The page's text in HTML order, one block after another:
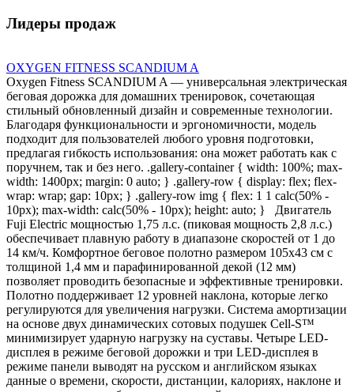
Лидеры продаж
OXYGEN FITNESS SCANDIUM A
Oxygen Fitness SCANDIUM A — универсальная электрическая
беговая дорожка для домашних тренировок, сочетающая
стильный обновленный дизайн и современные технологии.
Благодаря функциональности и эргономичности, модель
подходит для пользователей любого уровня подготовки,
предлагая гибкость использования: она может работать как с
поручнем, так и без него. .gallery-container { width: 100%; max-
width: 1400px; margin: 0 auto; } .gallery-row { display: flex; flex-
wrap: wrap; gap: 10px; } .gallery-row img { flex: 1 1 calc(50% -
10px); max-width: calc(50% - 10px); height: auto; } Двигатель
Fuji Electric мощностью 1,75 л.с. (пиковая мощность 2,8 л.с.)
обеспечивает плавную работу в диапазоне скоростей от 1 до
14 км/ч. Комфортное беговое полотно размером 105х43 см с
толщиной 1,4 мм и парафинированной декой (12 мм)
позволяет проводить безопасные и эффективные тренировки.
Полотно поддерживает 12 уровней наклона, которые легко
регулируются для увеличения нагрузки. Система амортизации
на основе двух динамических сотовых подушек Cell-S™
минимизирует ударную нагрузку на суставы. Четыре LED-
дисплея в режиме беговой дорожки и три LED-дисплея в
режиме панели выводят на русском и английском языках
данные о времени, скорости, дистанции, калориях, наклоне и